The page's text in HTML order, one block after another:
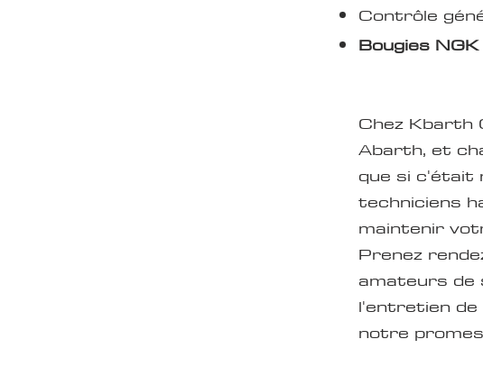
Contrôle
Bougies NGK
Chez Kbarth
Abarth, et
que si c'était
techniciens
maintenir
Prenez
amateurs de
l'entretien
notre